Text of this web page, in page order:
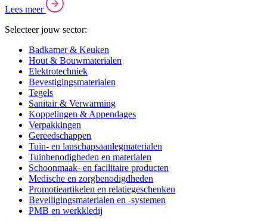
Lees meer
Selecteer jouw sector:
Badkamer & Keuken
Hout & Bouwmaterialen
Elektrotechniek
Bevestigingsmaterialen
Tegels
Sanitair & Verwarming
Koppelingen & Appendages
Verpakkingen
Gereedschappen
Tuin- en lanschapsaanlegmaterialen
Tuinbenodigheden en materialen
Schoonmaak- en facilitaire producten
Medische en zorgbenodigdheden
Promotieartikelen en relatiegeschenken
Beveiligingsmaterialen en -systemen
PMB en werkkledij